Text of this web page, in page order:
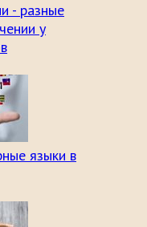
- разные
у
языки в